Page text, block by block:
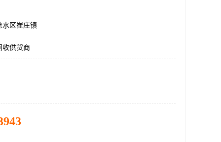
水区崔庄镇
收供货商